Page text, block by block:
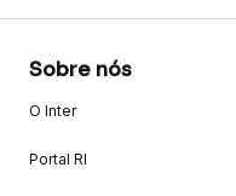
Sobre nós
O Inter
Portal RI